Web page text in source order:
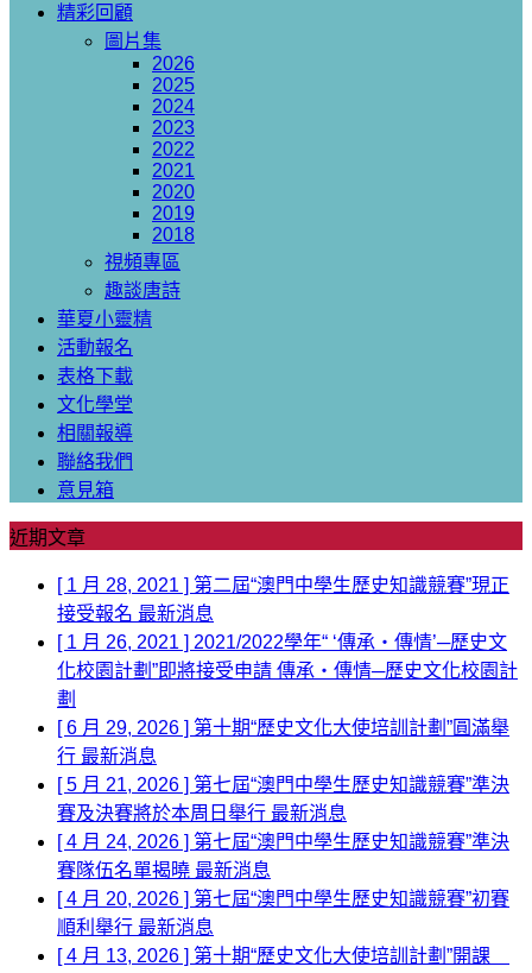
精彩回顧
圖片集
2026
2025
2024
2023
2022
2021
2020
2019
2018
視頻專區
趣談唐詩
華夏小靈精
活動報名
表格下載
文化學堂
相關報導
聯絡我們
意見箱
近期文章
[ 1 月 28, 2021 ] 第二屆“澳門中學生歷史知識競賽”現正
接受報名 最新消息
[ 1 月 26, 2021 ] 2021/2022學年“ ‘傳承‧傳情’─歷史文
化校園計劃”即將接受申請 傳承‧傳情─歷史文化校園計
劃
[ 6 月 29, 2026 ] 第十期“歷史文化大使培訓計劃”圓滿舉
行 最新消息
[ 5 月 21, 2026 ] 第七屆“澳門中學生歷史知識競賽”準決
賽及決賽將於本周日舉行 最新消息
[ 4 月 24, 2026 ] 第七屆“澳門中學生歷史知識競賽”準決
賽隊伍名單揭曉 最新消息
[ 4 月 20, 2026 ] 第七屆“澳門中學生歷史知識競賽”初賽
順利舉行 最新消息
[ 4 月 13, 2026 ] 第十期“歷史文化大使培訓計劃”開課